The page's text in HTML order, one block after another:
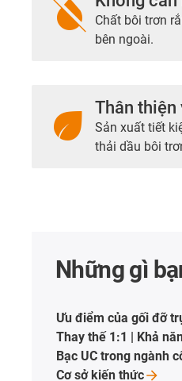
format_color_reset
Chất bôi trơn
bên ngoài.
eco Thân
Sản xuất tiết
thải dầu bôi
Những gì
Ưu điểm của gối đỡ
Thay thế 1:1 | Khả
Bạc UC trong ngành
Cơ sở kiếnthức